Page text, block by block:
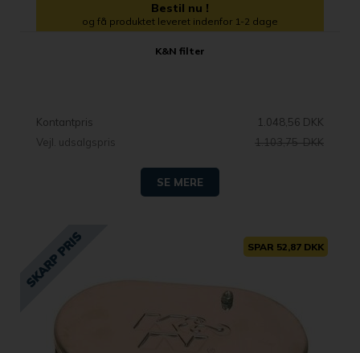
Bestil nu !
og få produktet leveret indenfor 1-2 dage
K&N filter
Kontantpris
1.048,56 DKK
Vejl. udsalgspris
1.103,75 DKK
SE MERE
SPAR 52,87 DKK